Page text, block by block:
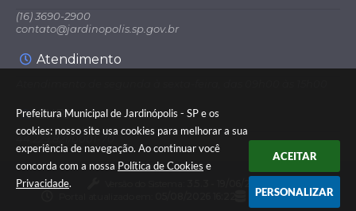
Prefeitura Municipal de Jardinópolis - SP e os
cookies: nosso site usa cookies para melhorar a sua
experiência de navegação. Ao continuar você
concorda com a nossa Política de Cookies e
Privacidade.
ACEITAR
PERSONALIZAR
(16) 3690-2900
contato@jardinopolis.sp.gov.br
Atendimento
CNPJ
44.229.821/0001-70
Dados Abertos